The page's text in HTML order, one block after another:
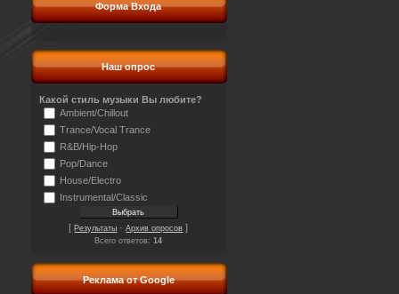
Форма Входа
Наш опрос
Какой стиль музыки Вы любите?
Ambient/Chillout
Trance/Vocal Trance
R&B/Hip-Hop
Pop/Dance
House/Electro
Instrumental/Classic
[Результаты ·Архив опросов ]
Всего ответов:14
Реклама от Google